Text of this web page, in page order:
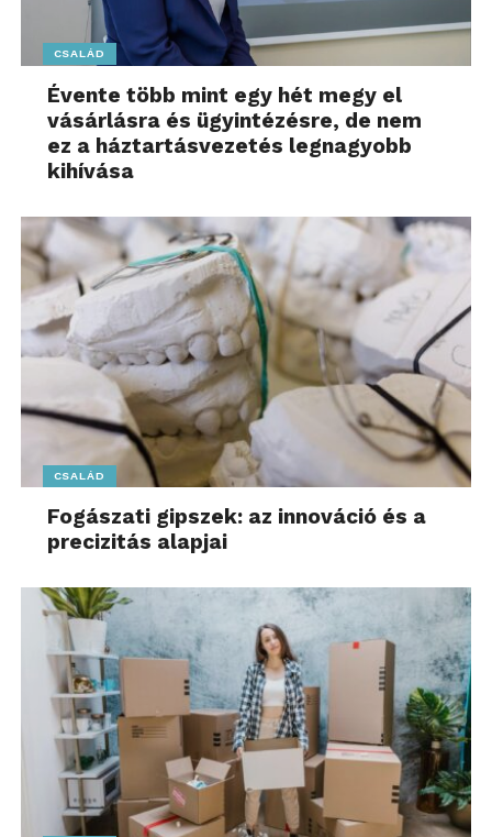
CSALÁD
Évente több mint egy hét megy el
vásárlásra és ügyintézésre, de nem
ez a háztartásvezetés legnagyobb
kihívása
CSALÁD
Fogászati gipszek: az innováció és a
precizitás alapjai